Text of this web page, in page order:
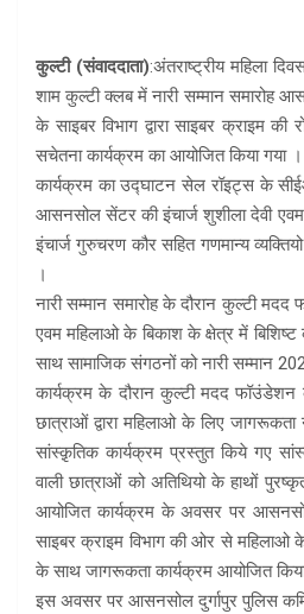
कुल्टी (संवाददाता):अंतराष्ट्रीय महिला
शाम कुल्टी क्लब में नारी सम्मान समारोह
के साइबर विभाग द्वारा साइबर क्राइम
सचेतना कार्यक्रम का आयोजित किया गया ।
कार्यक्रम का उद्घाटन सेल रॉइट्स के
आसनसोल सेंटर की इंचार्ज शुशीला देवी एवम
इंचार्ज गुरुचरण कौर सहित गणमान्य
।
नारी सम्मान समारोह के दौरान कुल्टी मदद
एवम महिलाओ के बिकाश के क्षेत्र में
साथ सामाजिक संगठनों को नारी सम्मान
कार्यक्रम के दौरान कुल्टी मदद
छात्राओं द्वारा महिलाओ के लिए
सांस्क़ृतिक कार्यक्रम प्रस्तुत किये गए
वाली छात्राओं को अतिथियो के हाथों
आयोजित कार्यक्रम के अवसर पर
साइबर क्राइम विभाग की ओर से महिलाओ के
के साथ जागरूकता कार्यक्रम आयोजित
इस अवसर पर आसनसोल दुर्गापुर पुलिस